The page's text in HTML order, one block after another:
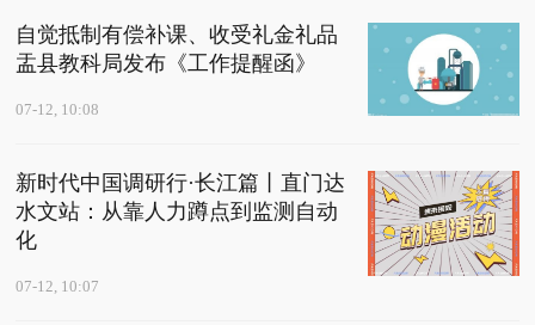
自觉抵制有偿补课、收受礼金礼品
盂县教科局发布《工作提醒函》
07-12, 10:08
新时代中国调研行·长江篇丨直门达
水文站：从靠人力蹲点到监测自动
化
07-12, 10:07